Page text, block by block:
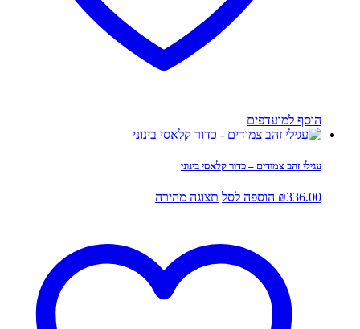
הוסף למועדפים
עגילי זהב צמודים – כדור קלאסי בינוני
₪336.00 הוספה לסל תצוגה מהירה